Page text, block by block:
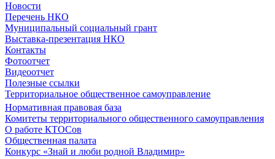
Новости
Перечень НКО
Муниципальный социальный грант
Выставка-презентация НКО
Контакты
Фотоотчет
Видеоотчет
Полезные ссылки
Территориальное общественное самоуправление
Нормативная правовая база
Комитеты территориального общественного самоуправления
О работе КТОСов
Общественная палата
Конкурс «Знай и люби родной Владимир»